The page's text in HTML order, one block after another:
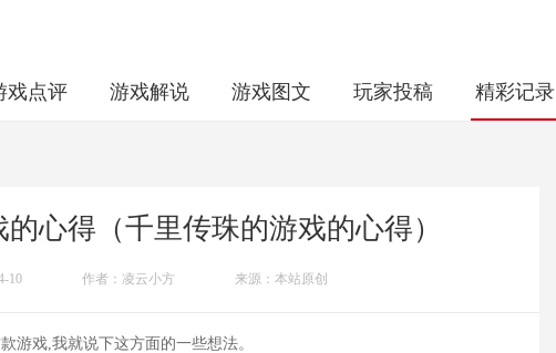
戏点评 游戏解说 游戏图文 玩家投稿 精彩记录
心得（千里传珠的游戏的心得）
10 作者：凌云小方 来源：本站原创
戏,我就说下这方面的一些想法。